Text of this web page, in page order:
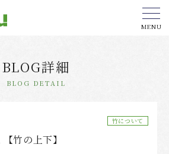
MENU
BLOG詳細
BLOG DETAIL
竹について
竹の上下】